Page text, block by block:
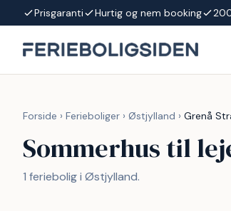
Spring til indhold
Prisgaranti Hurtig og nem booking
Forside › Ferieboliger › Østjylland › Grenå
Sommerhus til
1 feriebolig i Østjylland.